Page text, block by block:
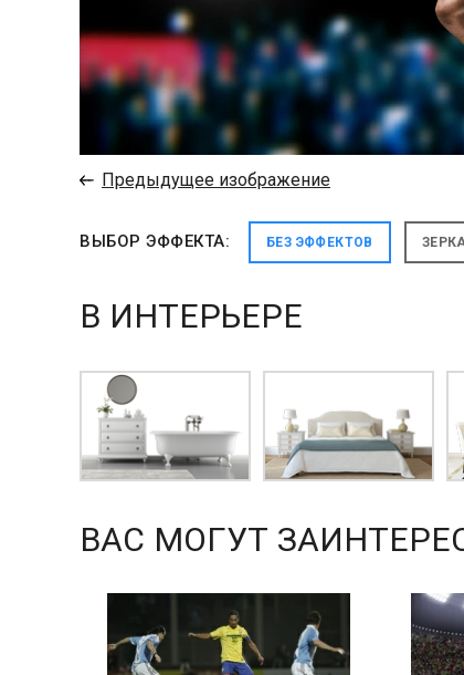
← Предыдущее изображение
ВЫБОР ЭФФЕКТА: БЕЗ ЭФФЕКТОВ
В ИНТЕРЬЕРЕ
ВАС МОГУТ